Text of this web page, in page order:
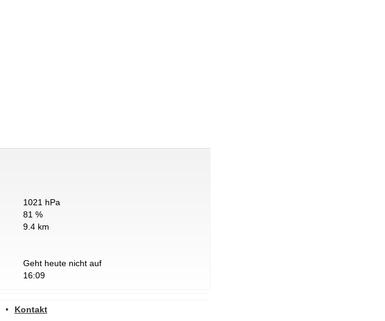
1021 hPa
81 %
9.4 km
Geht heute nicht auf
16:09
• Kontakt